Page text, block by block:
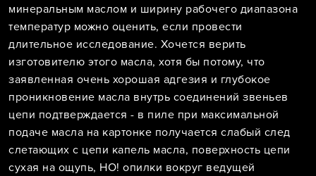
минеральным маслом и ширину рабочего диапазона
температур можно оценить, если провести
длительное исследование. Хочется верить
изготовителю этого масла, хотя бы потому, что
заявленная очень хорошая адгезия и глубокое
проникновение масла внутрь соединений звеньев
цепи подтверждается - в пиле при максимальной
подаче масла на картонке получается слабый след
слетающих с цепи капель масла, поверхность цепи
сухая на ощупь, НО! опилки вокруг ведущей